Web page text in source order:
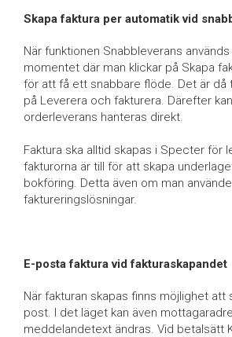
Skapa faktura per automatik vid
När funktionen Snabbleverans
momentet där man klickar på Skapa
för att få ett snabbare flöde. Det är då
på Leverera och fakturera. Därefter
orderleverans hanteras direkt.
Faktura ska alltid skapas i Specter för
fakturorna är till för att skapa
bokföring. Detta även om man
faktureringslösningar.
E-posta faktura vid fakturaskapandet
När fakturan skapas finns möjlighet att
post. I det läget kan även
meddelandetext ändras. Vid betalsätt